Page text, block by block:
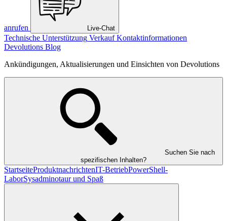
anrufen Live-Chat
Technische Unterstützung Verkauf Kontaktinformationen
Devolutions Blog
Ankündigungen, Aktualisierungen und Einsichten von Devolutions
Suchen Sie nach
spezifischen Inhalten?
StartseiteProduktnachrichtenIT-BetriebPowerShell-
LaborSysadminotaur und Spaß